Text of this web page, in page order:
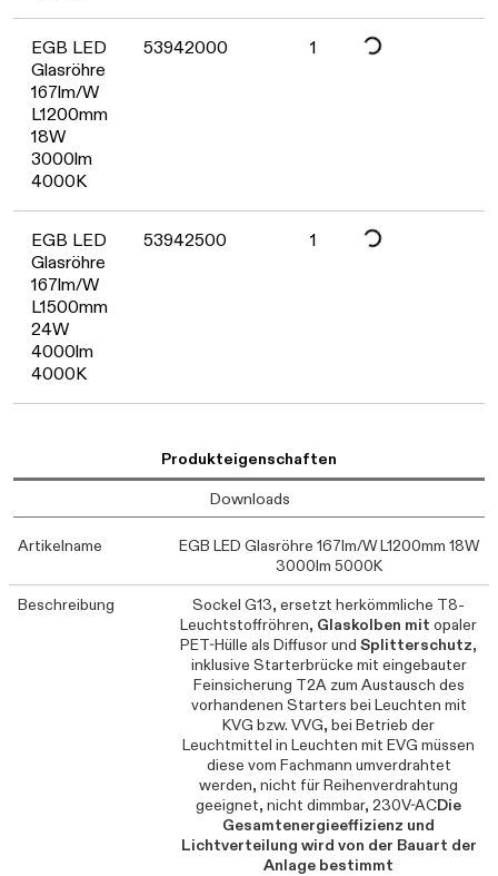
EGB LED
Glasröhre
167lm/W
L1200mm
18W
3000lm
4000K
53942000 1
EGB LED
Glasröhre
167lm/W
L1500mm
24W
4000lm
4000K
53942500 1
Produkteigenschaften
Downloads
Artikelname
EGB LED Glasröhre 167lm/W L1200mm 18W
3000lm 5000K
Beschreibung
Sockel G13, ersetzt herkömmliche T8-
Leuchtstoffröhren, Glaskolben mitopaler
PET-Hülle als Diffusor undSplitterschutz,
inklusive Starterbrücke mit eingebauter
Feinsicherung T2A zum Austausch des
vorhandenen Starters bei Leuchten mit
KVG bzw. VVG, bei Betrieb der
Leuchtmittel in Leuchten mit EVG müssen
diese vom Fachmann umverdrahtet
werden, nicht für Reihenverdrahtung
geeignet, nicht dimmbar, 230V-ACDie
Gesamtenergieeffizienz und
Lichtverteilung wird von der Bauart der
Anlage bestimmt